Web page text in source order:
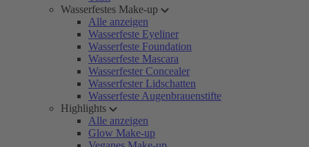
Wasserfestes Make-up
Alle anzeigen
Wasserfeste Eyeliner
Wasserfeste Foundation
Wasserfeste Mascara
Wasserfester Concealer
Wasserfester Lidschatten
Wasserfeste Augenbrauenstifte
Highlights
Alle anzeigen
Glow Make-up